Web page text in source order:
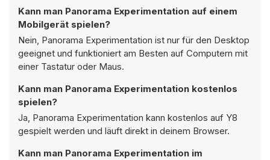
Kann man Panorama Experimentation auf einem
Mobilgerät spielen?
Nein, Panorama Experimentation ist nur für den Desktop
geeignet und funktioniert am Besten auf Computern mit
einer Tastatur oder Maus.
Kann man Panorama Experimentation kostenlos
spielen?
Ja, Panorama Experimentation kann kostenlos auf Y8
gespielt werden und läuft direkt in deinem Browser.
Kann man Panorama Experimentation im